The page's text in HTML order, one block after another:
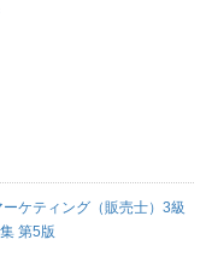
ケティング（販売士）3級
第5版